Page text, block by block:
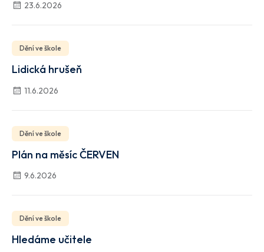
23.6.2026
Dění ve škole
Lidická hrušeň
11.6.2026
Dění ve škole
Plán na měsíc ČERVEN
9.6.2026
Dění ve škole
Hledáme učitele